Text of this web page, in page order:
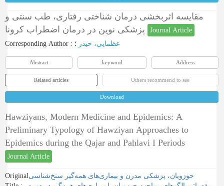
مقایسه اثربخشی درمان شناختی رفتاری، طب سنتی و
Journal Article
Corresponding Author : عظمایی، حیدر ؛
Abstract keyword Address
Related articles Others recommend to see
Download
Hawziyans, Modern Medicine and Epidemics: A
Preliminary Typology of Hawziyan Approaches to
Epidemics during the Qajar and Pahlavi I Periods
Journal Article
Originalحوزویان، پزشکی مدرن و بیماری‌های همه‌گیر سنخ‌شناسی